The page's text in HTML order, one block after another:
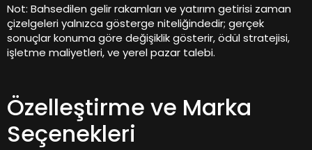
Not: Bahsedilen gelir rakamları ve yatırım getirisi zaman
çizelgeleri yalnızca gösterge niteliğindedir; gerçek
sonuçlar konuma göre değişiklik gösterir, ödül stratejisi,
işletme maliyetleri, ve yerel pazar talebi.
Özelleştirme ve Marka
Seçenekleri